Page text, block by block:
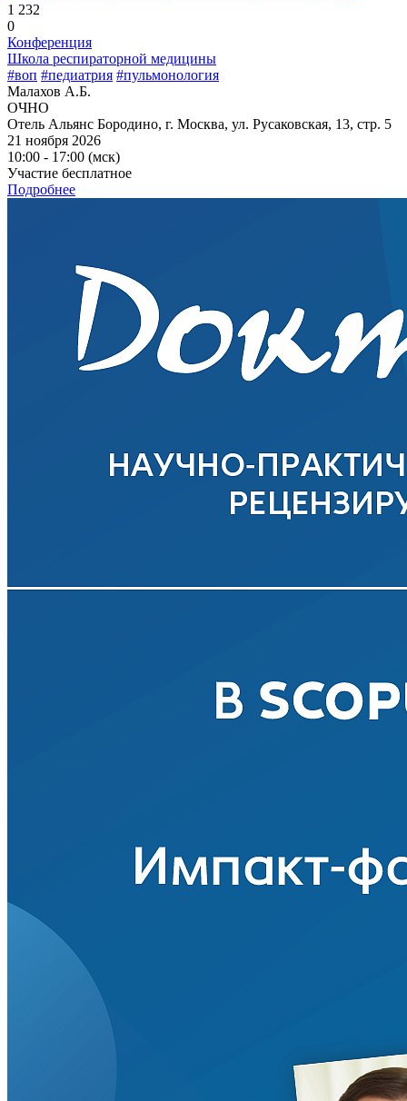
1 232
0
Конференция
Школа респираторной медицины
#воп #педиатрия #пульмонология
Малахов А.Б.
ОЧНО
Отель Альянс Бородино, г. Москва, ул. Русаковская, 13, стр. 5
21 ноября 2026
10:00 - 17:00 (мск)
Участие бесплатное
Подробнее